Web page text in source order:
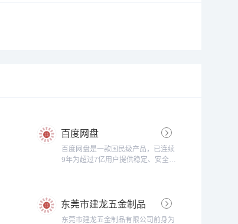
百度网盘
百度网盘是一款国民级产品，已连续
9年为超过7亿用户提供稳定、安全的
享、查看和处理...
东莞市建龙五金制品
公司
东莞市建龙五金制品有限公司前身为